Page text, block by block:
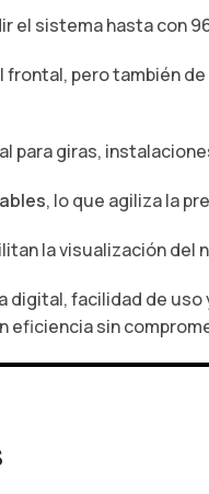
el sistema hasta con
pero también
para giras,
, lo que agiliza la
la visualización del
digital, facilidad de
eficiencia sin